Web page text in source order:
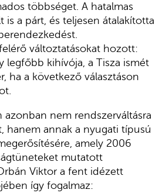
többséget. A hatalmas
is a párt, és teljesen átalakította
változtatásokat hozott:
legfőbb kihívója, a Tisza ismét
ha a következő választáson
azonban nem rendszerváltásra
hanem annak a nyugati típusú
amely 2006
mutatott
Viktor a fent idézett
így fogalmaz: